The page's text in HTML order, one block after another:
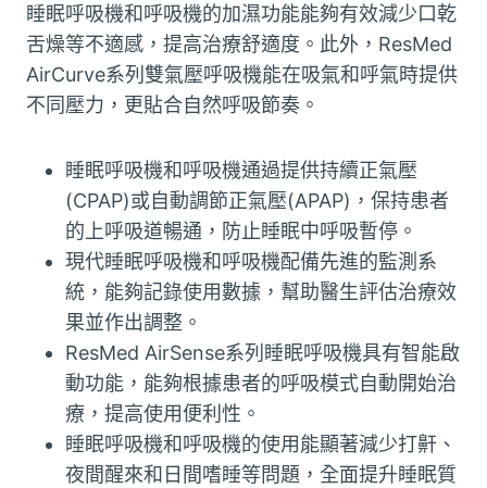
睡眠呼吸機和呼吸機的加濕功能能夠有效減少口乾
舌燥等不適感，提高治療舒適度。此外，ResMed
AirCurve系列雙氣壓呼吸機能在吸氣和呼氣時提供
不同壓力，更貼合自然呼吸節奏。
睡眠呼吸機和呼吸機通過提供持續正氣壓
(CPAP)或自動調節正氣壓(APAP)，保持患者
的上呼吸道暢通，防止睡眠中呼吸暫停。
現代睡眠呼吸機和呼吸機配備先進的監測系
統，能夠記錄使用數據，幫助醫生評估治療效
果並作出調整。
ResMed AirSense系列睡眠呼吸機具有智能啟
動功能，能夠根據患者的呼吸模式自動開始治
療，提高使用便利性。
睡眠呼吸機和呼吸機的使用能顯著減少打鼾、
夜間醒來和日間嗜睡等問題，全面提升睡眠質